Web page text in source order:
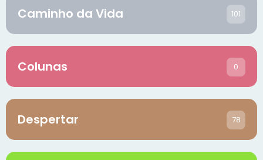
Caminho da Vida 101
Colunas 0
Despertar 78